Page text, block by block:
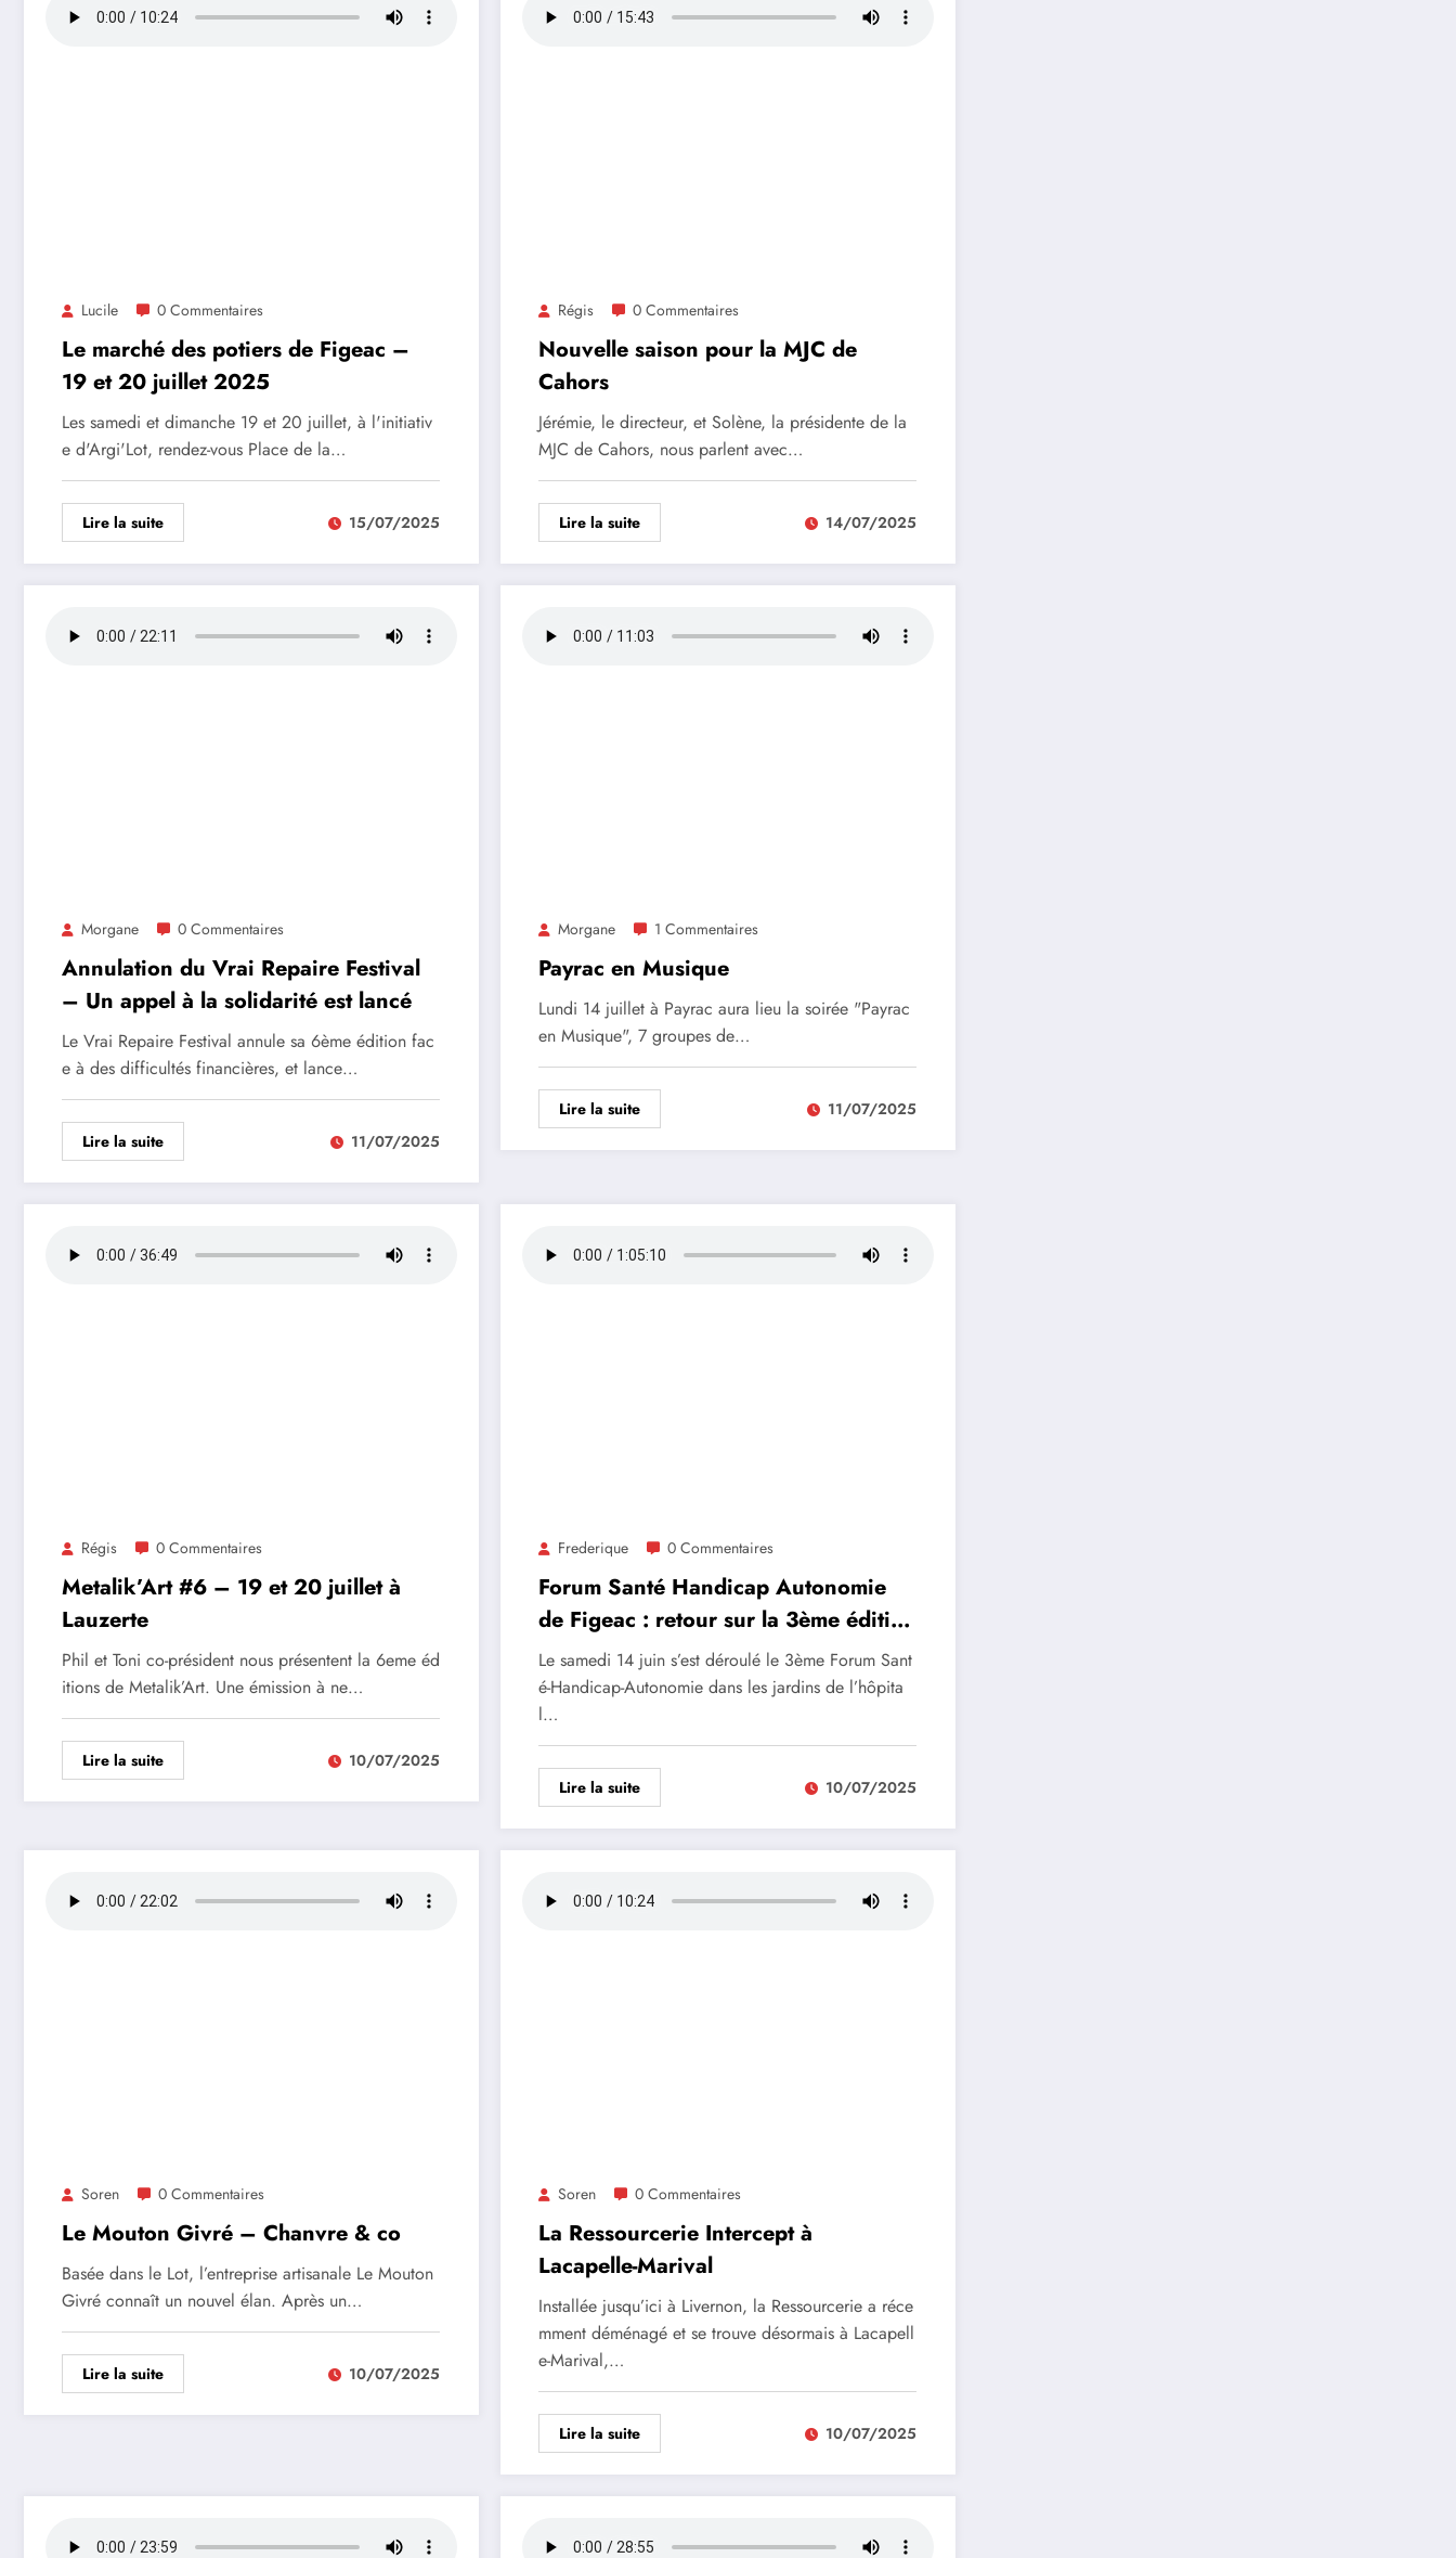
Lucile 0 Commentaires
Le marché des potiers de Figeac –
19 et 20 juillet 2025
Les samedi et dimanche 19 et 20 juillet, à l'initiativ
e d'Argi'Lot, rendez-vous Place de la…
Lire la suite 15/07/2025
Régis 0 Commentaires
Nouvelle saison pour la MJC de
Cahors
Jérémie, le directeur, et Solène, la présidente de la
MJC de Cahors, nous parlent avec…
Lire la suite 14/07/2025
Morgane 0 Commentaires
Annulation du Vrai Repaire Festival
– Un appel à la solidarité est lancé
Le Vrai Repaire Festival annule sa 6ème édition fac
e à des difficultés financières, et lance…
Lire la suite 11/07/2025
Morgane 1 Commentaires
Payrac en Musique
Lundi 14 juillet à Payrac aura lieu la soirée "Payrac
en Musique", 7 groupes de…
Lire la suite 11/07/2025
Régis 0 Commentaires
Metalik’Art #6 – 19 et 20 juillet à
Lauzerte
Phil et Toni co-président nous présentent la 6eme éd
itions de Metalik’Art. Une émission à ne…
Lire la suite 10/07/2025
Frederique 0 Commentaires
Forum Santé Handicap Autonomie
de Figeac : retour sur la 3ème édition
du 14 juin 2025
Le samedi 14 juin s’est déroulé le 3ème Forum Sant
é-Handicap-Autonomie dans les jardins de l’hôpita
l…
Lire la suite 10/07/2025
Soren 0 Commentaires
Le Mouton Givré – Chanvre & co
Basée dans le Lot, l’entreprise artisanale Le Mouton
Givré connaît un nouvel élan. Après un…
Lire la suite 10/07/2025
Soren 0 Commentaires
La Ressourcerie Intercept à
Lacapelle-Marival
Installée jusqu’ici à Livernon, la Ressourcerie a réce
mment déménagé et se trouve désormais à Lacapell
e-Marival,…
Lire la suite 10/07/2025